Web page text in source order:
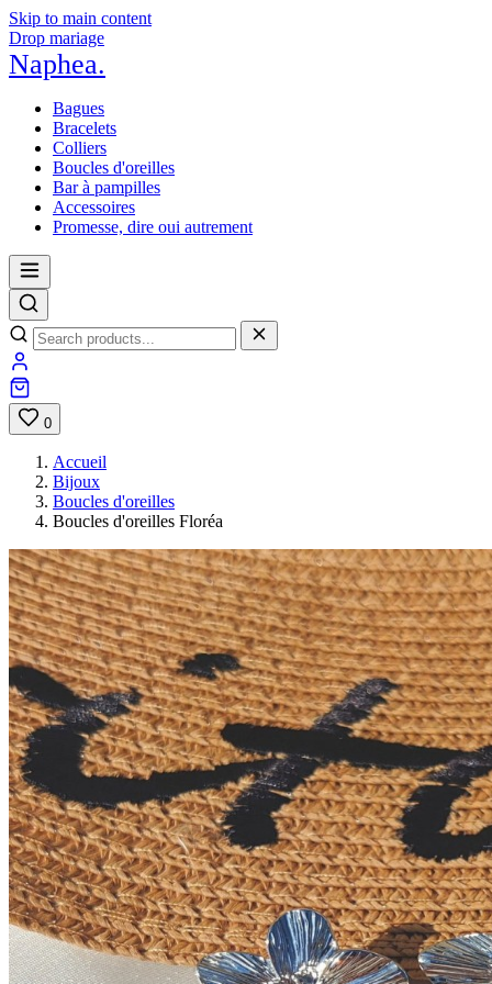
Skip to main content
Drop mariage
Naphea.
Bagues
Bracelets
Colliers
Boucles d'oreilles
Bar à pampilles
Accessoires
Promesse, dire oui autrement
0
Accueil
Bijoux
Boucles d'oreilles
Boucles d'oreilles Floréa